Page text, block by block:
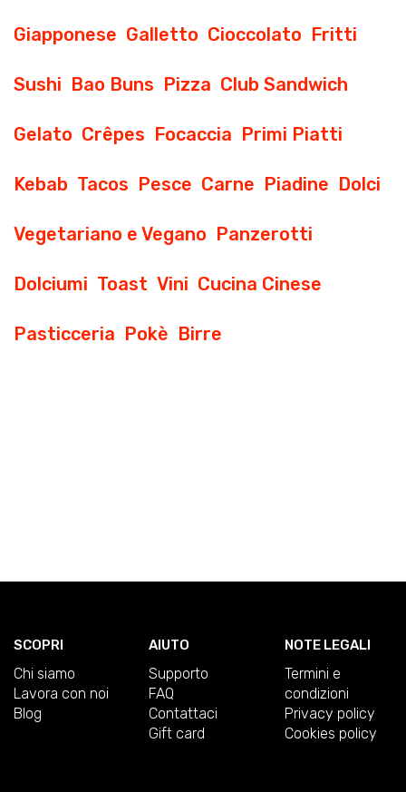
Giapponese Galletto Cioccolato Fritti
Sushi Bao Buns Pizza Club Sandwich
Gelato Crêpes Focaccia Primi Piatti
Kebab Tacos Pesce Carne Piadine Dolci
Vegetariano e Vegano Panzerotti
Dolciumi Toast Vini Cucina Cinese
Pasticceria Pokè Birre
SCOPRI
Chi siamo
Lavora con noi
Blog
AIUTO
Supporto
FAQ
Contattaci
Gift card
NOTE LEGALI
Termini e
condizioni
Privacy policy
Cookies policy